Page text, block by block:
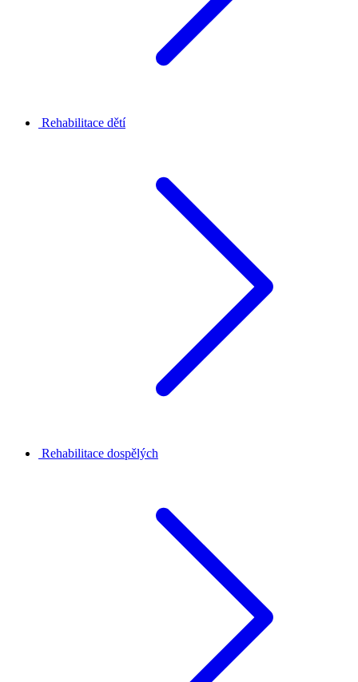
Rehabilitace dětí
Rehabilitace dospělých